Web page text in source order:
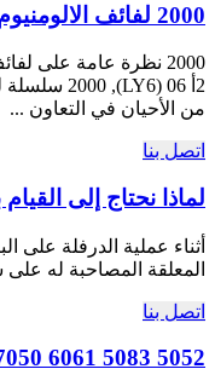
2000 لفائف الالومنيوم سبيكة سلسلة
من الأحيان في التعاون ...
اتصل بنا
لماذا نحتاج إلى
أثناء عملية الدرفلة
المعلقة المصاحبة له
اتصل بنا
5052 5083 6061 7050 7075 2024